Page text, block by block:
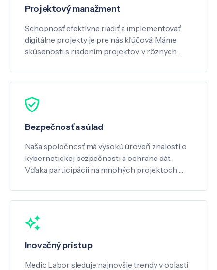
Projektový manažment
Schopnosť efektívne riadiť a implementovať
digitálne projekty je pre nás kľúčová. Máme
skúsenosti s riadením projektov, v rôznych …
Bezpečnosť a súlad
Naša spoločnosť má vysokú úroveň znalostí o
kybernetickej bezpečnosti a ochrane dát.
Vďaka participácii na mnohých projektoch …
Inovačný prístup
Medic Labor sleduje najnovšie trendy v oblasti